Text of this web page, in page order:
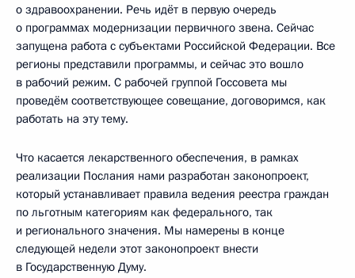
о здравоохранении. Речь идёт в первую очередь
о программах модернизации первичного звена. Сейчас
запущена работа с субъектами Российской Федерации. Все
регионы представили программы, и сейчас это вошло
в рабочий режим. С рабочей группой Госсовета мы
проведём соответствующее совещание, договоримся, как
работать на эту тему.
Что касается лекарственного обеспечения, в рамках
реализации Послания нами разработан законопроект,
который устанавливает правила ведения реестра граждан
по льготным категориям как федерального, так
и регионального значения. Мы намерены в конце
следующей недели этот законопроект внести
в Государственную Думу.